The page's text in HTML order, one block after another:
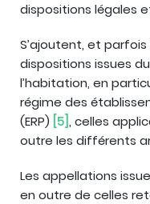
dispositions légales
S’ajoutent, et
dispositions issues
l’habitation, en
régime des
(ERP) [5] , celles
outre les différents
Les appellations
en outre de celles